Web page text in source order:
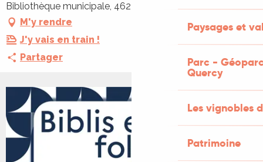
Paysages et
Parc -
Quercy
Les vignobles
Patrimoine
Bibliothèque municipale, 46230 Fontanes
M'y rendre
J'y vais en train !
Partager